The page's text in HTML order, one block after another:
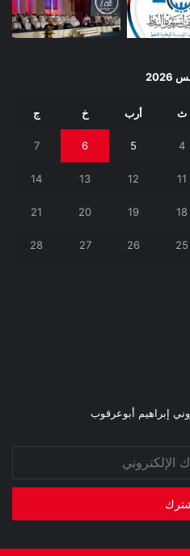
ث أرب خ ج
4
5
6
7
11
12
13
14
18
19
20
21
25
26
27
28
إبراهيم أبوعرقوب